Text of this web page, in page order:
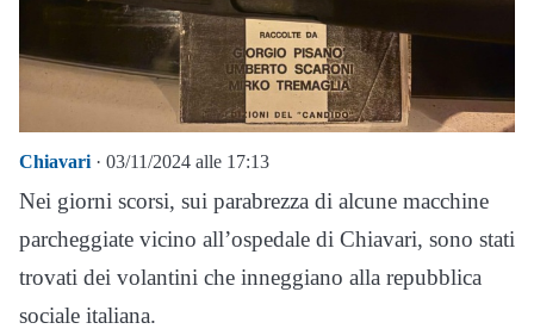
Chiavari · 03/11/2024 alle 17:13
Nei giorni scorsi, sui parabrezza di alcune macchine
parcheggiate vicino all’ospedale di Chiavari, sono stati
trovati dei volantini che inneggiano alla repubblica
sociale italiana.